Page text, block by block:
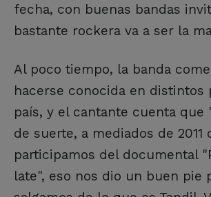
fecha, con buenas bandas
bastante rockera va a ser la
Al poco tiempo, la banda
hacerse conocida en distintos
país, y el cantante cuenta que
de suerte, a mediados de 2011
participamos del documental
late", eso nos dio un buen pie